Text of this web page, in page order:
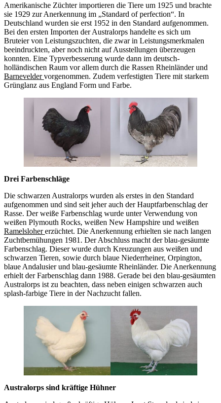
Amerikanische Züchter importieren die Tiere um 1925 und brachte
sie 1929 zur Anerkennung im „Standard of perfection“. In
Deutschland wurden sie erst 1952 in den Standard aufgenommen.
Bei den ersten Importen der Australorps handelte es sich um
Bruteier von Leistungszuchten, die zwar in Leistungsmerkmalen
beeindruckten, aber noch nicht auf Ausstellungen überzeugen
konnten. Eine Typverbesserung wurde dann im deutsch-
holländischen Raum vor allem durch die Rassen Rheinländer und
Barneveldervorgenommen. Zudem verfestigten Tiere mit starkem
Grünglanz aus England Form und Farbe.
Drei Farbenschläge
Die schwarzen Australorps wurden als erstes in den Standard
aufgenommen und sind seit jeher auch der Hauptfarbenschlag der
Rasse. Der weiße Farbenschlag wurde unter Verwendung von
weißen Plymouth Rocks, weißen New Hampshire und weißen
Ramelslohererzüchtet. Die Anerkennung erhielten sie nach langen
Zuchtbemühungen 1981. Der Abschluss macht der blau-gesäumte
Farbenschlag. Dieser wurde durch Kreuzungen aus weißen und
schwarzen Tieren, sowie durch blaue Niederrheiner, Orpington,
blaue Andalusier und blau-gesäumte Rheinländer. Die Anerkennung
erhielt der Farbenschlag dann 1988. Gerade bei den blau-gesäumten
Australorps ist zu beachten, dass neben einigen schwarzen auch
splash-farbige Tiere in der Nachzucht fallen.
Australorps sind kräftige Hühner